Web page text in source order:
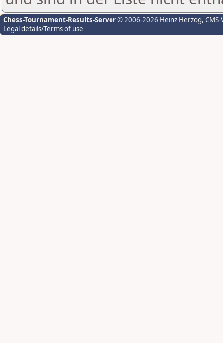
Chess-Tournament-Results-Server© 2006-2026 Heinz Herzog,
Legal details/Terms of use